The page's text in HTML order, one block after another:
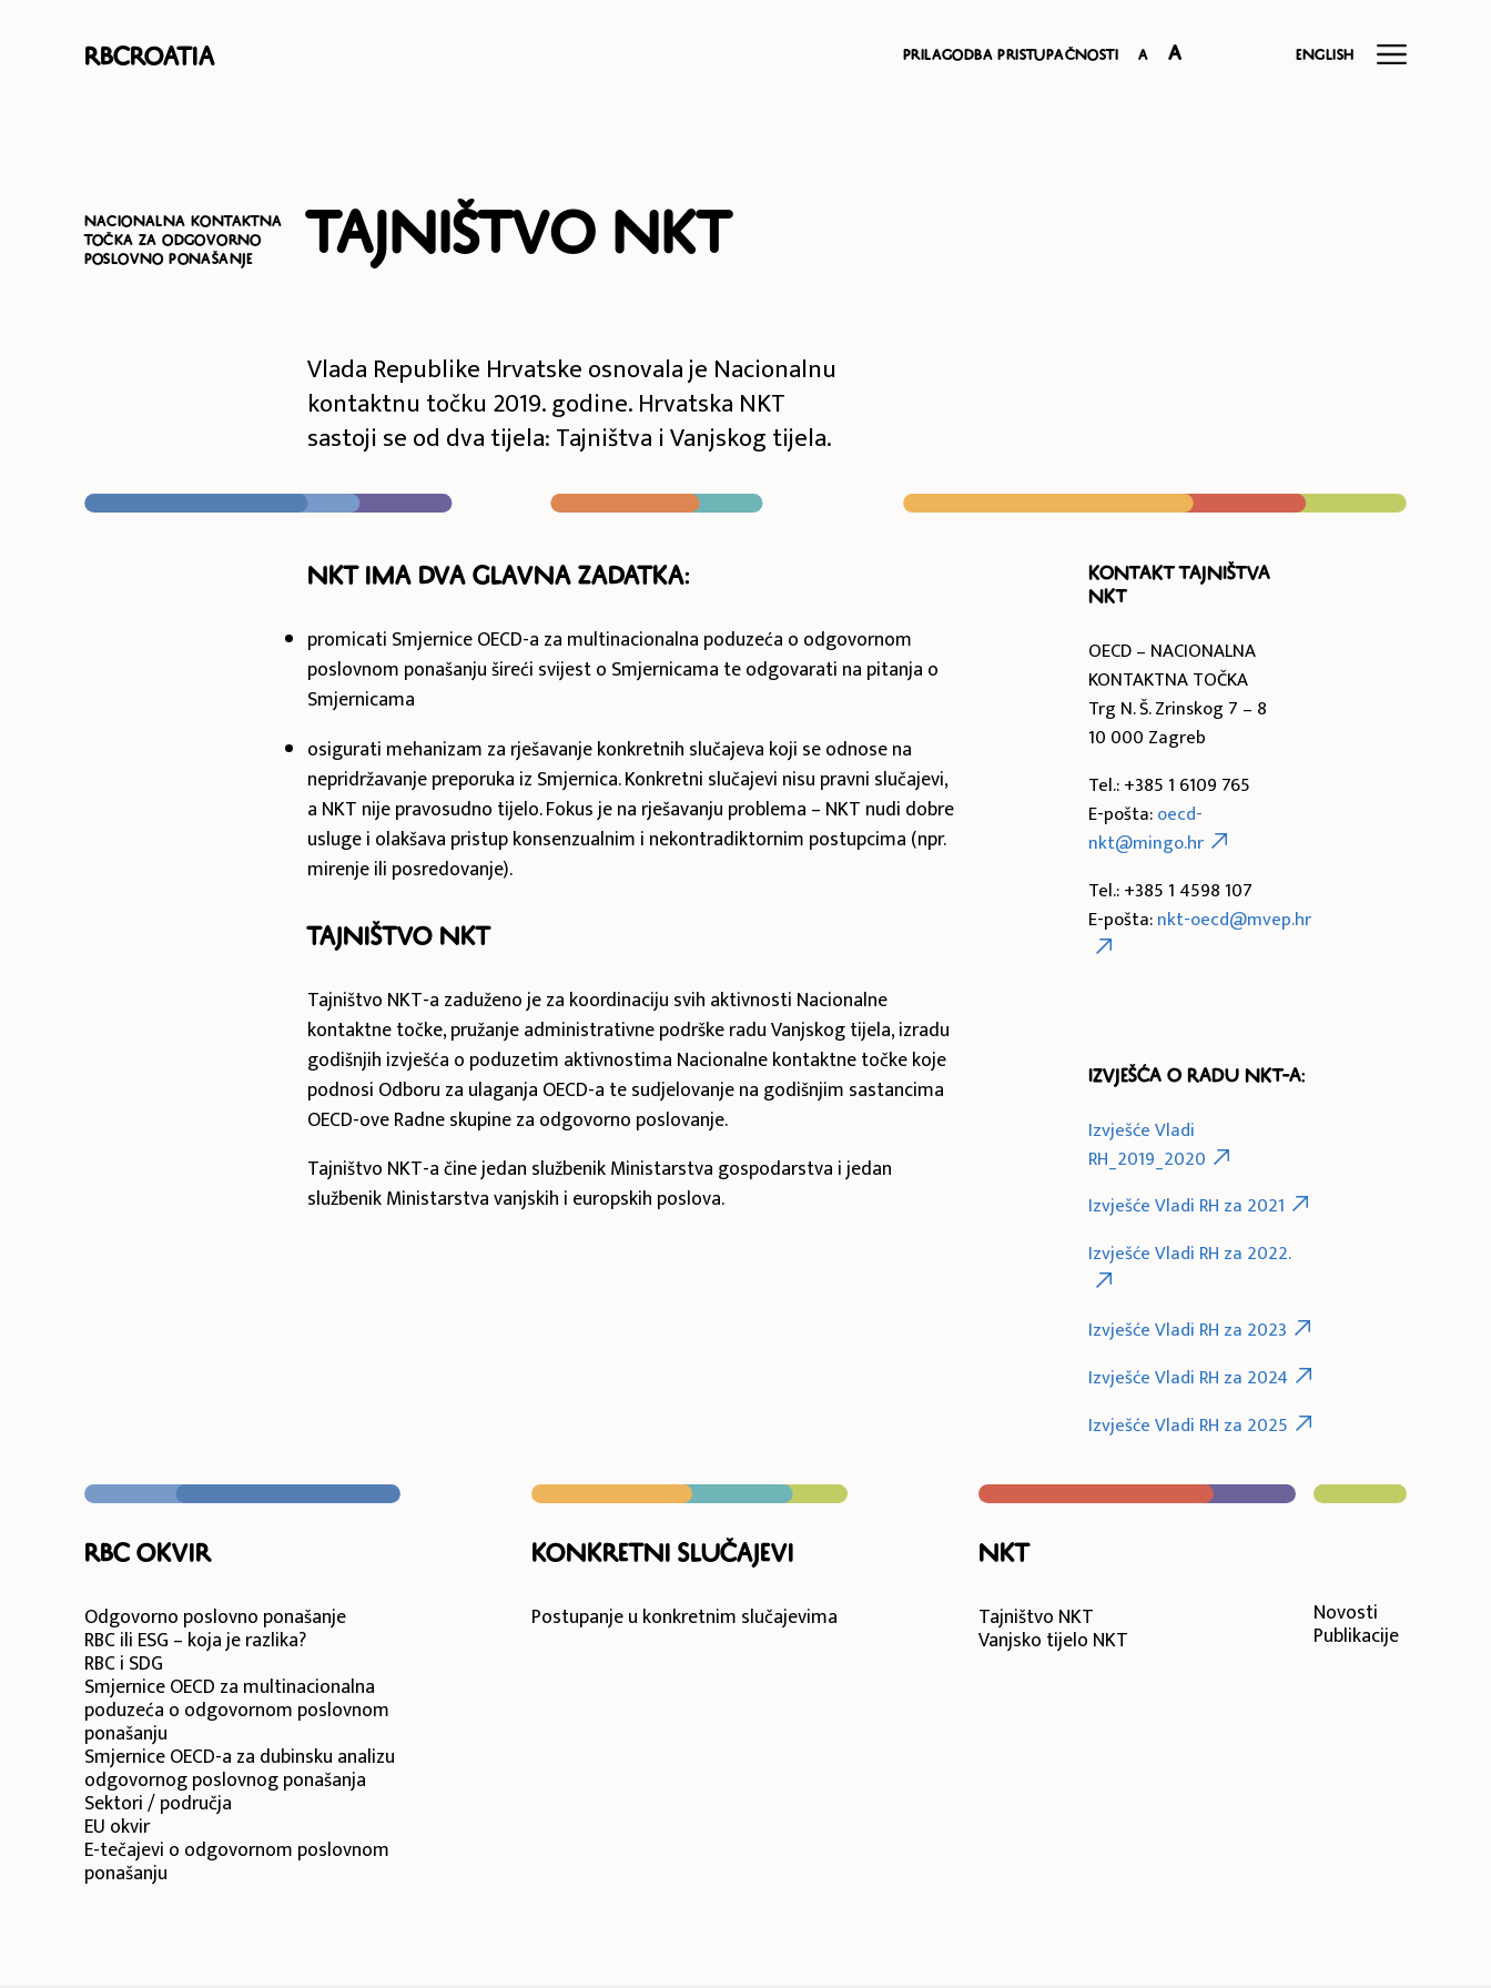
RBCroatia prilagodba pristupačnosti A A English
NACIONALNA KONTAKTNA
TOČKA ZA ODGOVORNO
POSLOVNO PONAŠANJE
Tajništvo NKT
Vlada Republike Hrvatske osnovala je Nacionalnu
kontaktnu točku 2019. godine. Hrvatska NKT
sastoji se od dva tijela: Tajništva i Vanjskog tijela.
NKT ima dva glavna zadatka:
promicati Smjernice OECD-a za multinacionalna poduzeća o odgovornom
poslovnom ponašanju šireći svijest o Smjernicama te odgovarati na pitanja o
Smjernicama
osigurati mehanizam za rješavanje konkretnih slučajeva koji se odnose na
nepridržavanje preporuka iz Smjernica. Konkretni slučajevi nisu pravni slučajevi,
a NKT nije pravosudno tijelo. Fokus je na rješavanju problema – NKT nudi dobre
usluge i olakšava pristup konsenzualnim i nekontradiktornim postupcima (npr.
mirenje ili posredovanje).
Tajništvo NKT
Tajništvo NKT-a zaduženo je za koordinaciju svih aktivnosti Nacionalne
kontaktne točke, pružanje administrativne podrške radu Vanjskog tijela, izradu
godišnjih izvješća o poduzetim aktivnostima Nacionalne kontaktne točke koje
podnosi Odboru za ulaganja OECD-a te sudjelovanje na godišnjim sastancima
OECD-ove Radne skupine za odgovorno poslovanje.
Tajništvo NKT-a čine jedan službenik Ministarstva gospodarstva i jedan
službenik Ministarstva vanjskih i europskih poslova.
Kontakt Tajništva
NKT
OECD – NACIONALNA
KONTAKTNA TOČKA
Trg N. Š. Zrinskog 7 – 8
10 000 Zagreb
Tel.: +385 1 6109 765
E-pošta:oecd-
nkt@mingo.hr
Tel.: +385 1 4598 107
E-pošta:nkt-oecd@mvep.hr
Izvješća o radu NKT-a:
Izvješće Vladi
RH_2019_2020
Izvješće Vladi RH za 2021
Izvješće Vladi RH za 2022.
Izvješće Vladi RH za 2023
Izvješće Vladi RH za 2024
Izvješće Vladi RH za 2025
RBC okvir
Odgovorno poslovno ponašanje
RBC ili ESG – koja je razlika?
RBC i SDG
Smjernice OECD za multinacionalna
poduzeća o odgovornom poslovnom
ponašanju
Smjernice OECD-a za dubinsku analizu
odgovornog poslovnog ponašanja
Sektori / područja
EU okvir
E-tečajevi o odgovornom poslovnom
ponašanju
Konkretni slučajevi
Postupanje u konkretnim slučajevima
NKT
Tajništvo NKT
Vanjsko tijelo NKT
Novosti
Publikacije